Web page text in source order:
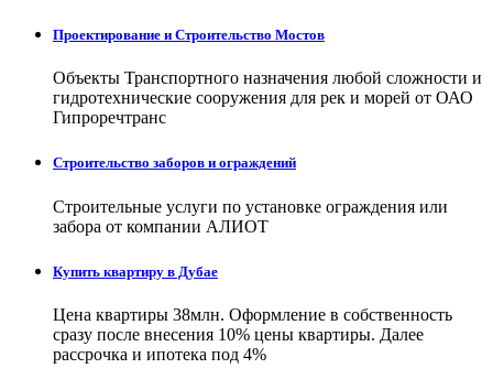
Проектирование и Строительство Мостов
Объекты Транспортного назначения любой сложности и
гидротехнические сооружения для рек и морей от ОАО
Гипроречтранс
Строительство заборов и ограждений
Строительные услуги по установке ограждения или
забора от компании АЛИОТ
Купить квартиру в Дубае
Цена квартиры 38млн. Оформление в собственность
сразу после внесения 10% цены квартиры. Далее
рассрочка и ипотека под 4%